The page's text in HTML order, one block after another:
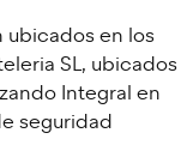
ubicados en los
SL, ubicados
Integral en
seguridad